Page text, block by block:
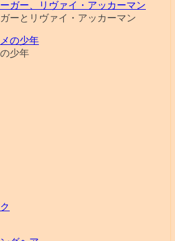
ーとリヴァイ・アッカーマン
少年